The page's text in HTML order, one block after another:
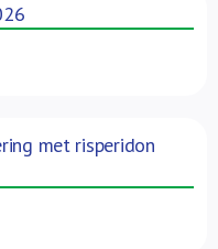
met risperidon